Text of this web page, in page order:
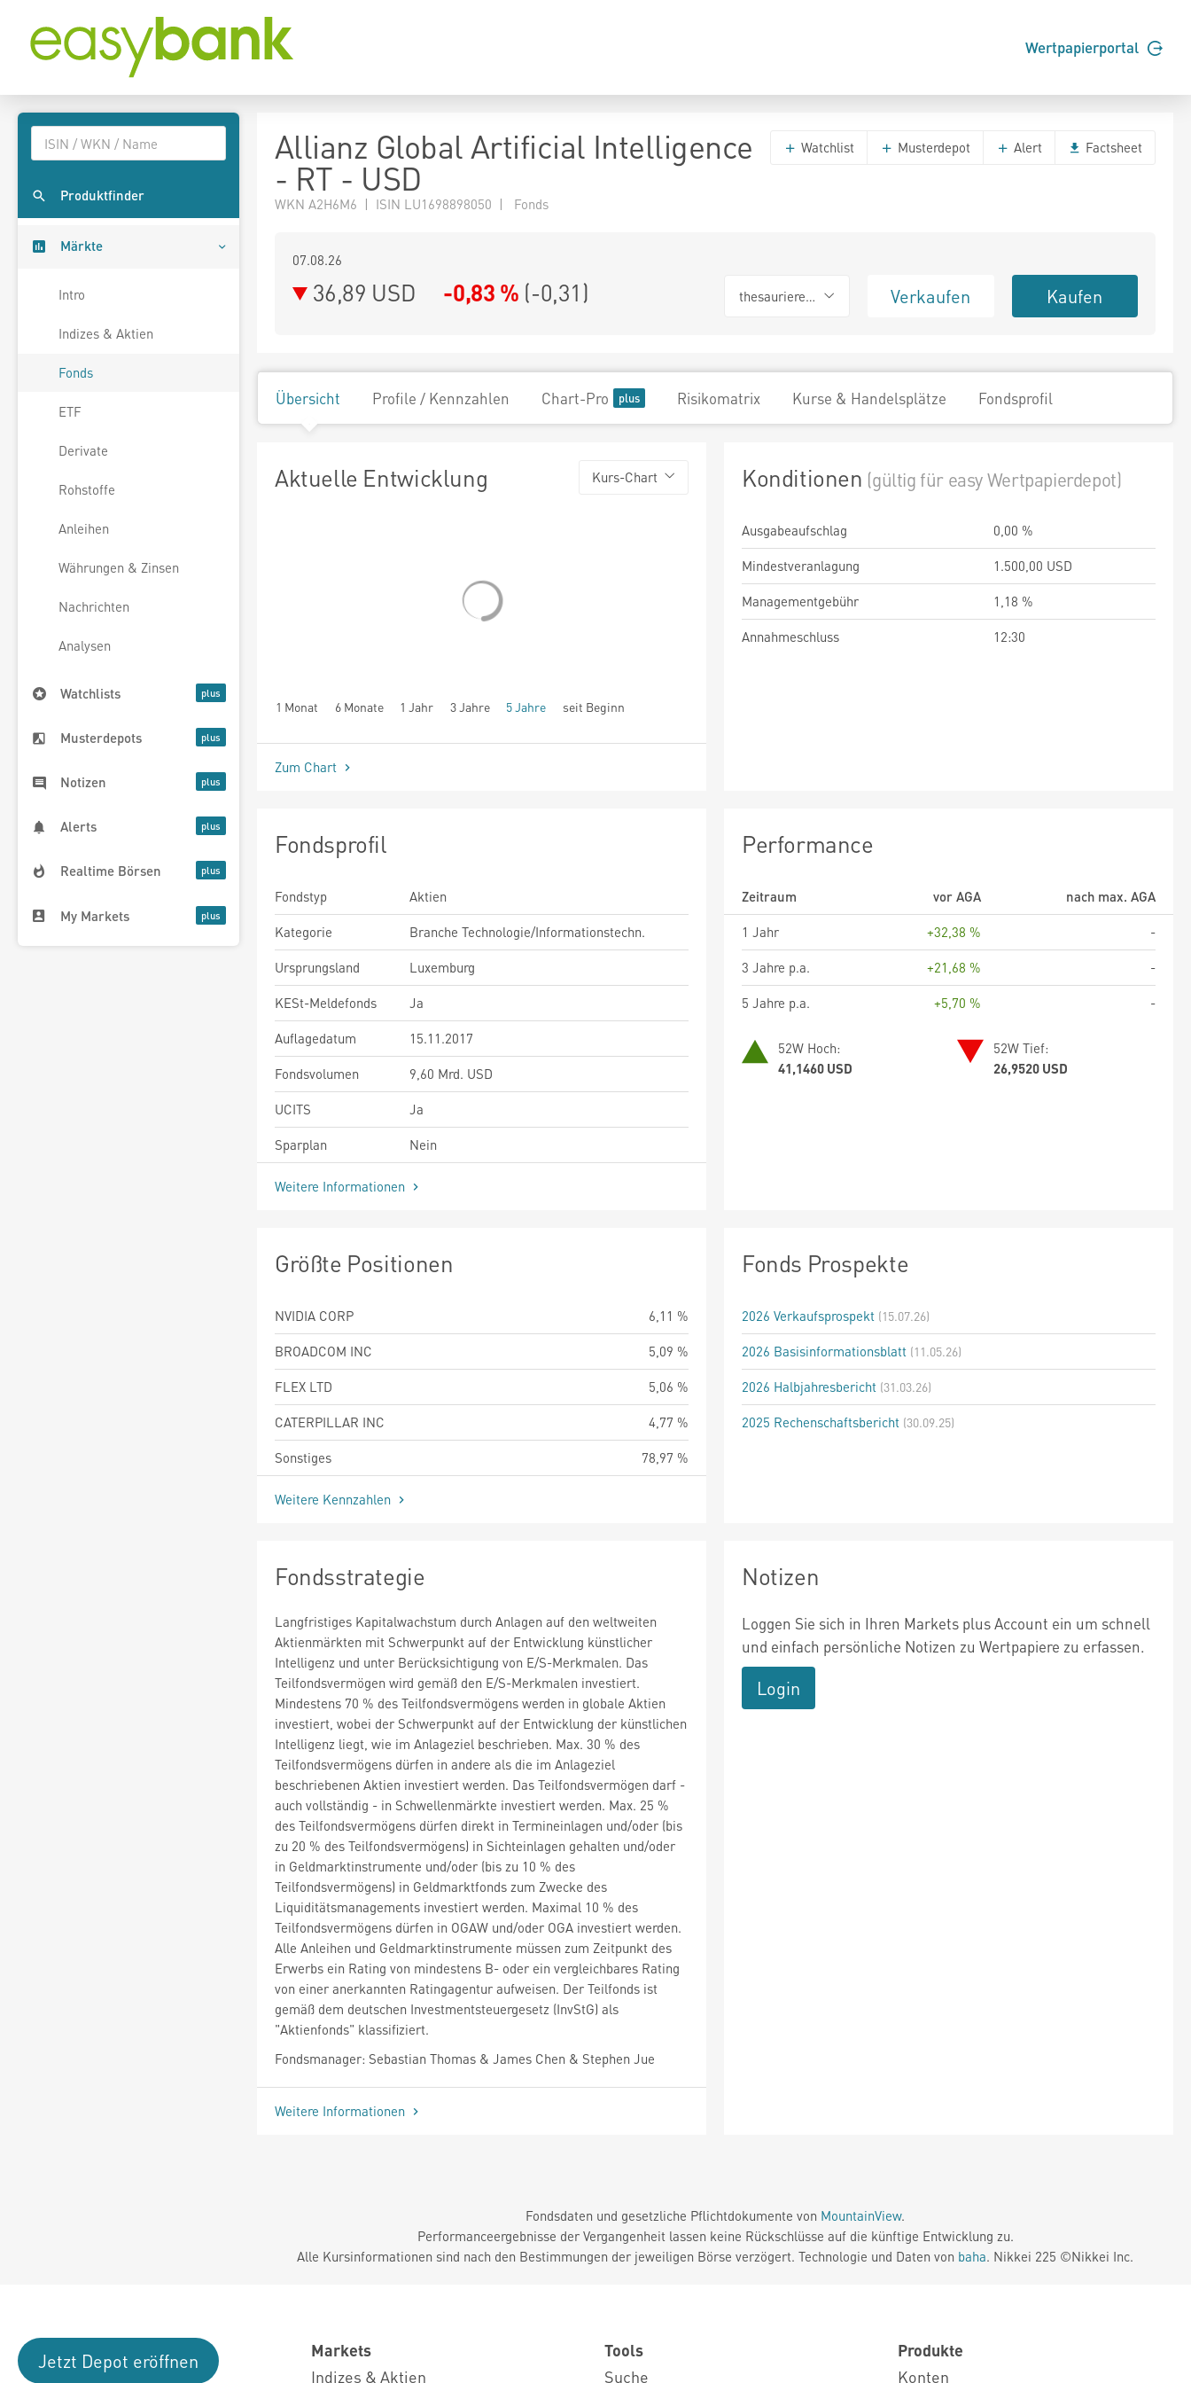
Wertpapierportal
Produktfinder
Märkte
Intro
Indizes & Aktien
Fonds
ETF
Derivate
Rohstoffe
Anleihen
Währungen & Zinsen
Nachrichten
Analysen
Watchlists
Musterdepots
Notizen
Alerts
Realtime Börsen
My Markets
Allianz Global Artificial Intelligence
- RT - USD
WKN A2H6M6 | ISIN LU1698898050 | Fonds
Watchlist Musterdepot Alert Factsheet
07.08.26
36,89 USD -0,83 % (-0,31) thesaurierend Verkaufen Kaufen
Übersicht Profile / Kennzahlen Chart-Pro Risikomatrix Kurse & Handelsplätze Fondsprofil
Aktuelle Entwicklung Kurs-Chart
1 Monat 6 Monate 1 Jahr 3 Jahre 5 Jahre seit Beginn
Zum Chart
Konditionen (gültig für easy Wertpapierdepot)
Ausgabeaufschlag
0,00 %
Mindestveranlagung
1.500,00 USD
Managementgebühr
1,18 %
Annahmeschluss
12:30
Fondsprofil
Fondstyp
Aktien
Kategorie
Branche Technologie/Informationstechn.
Ursprungsland
Luxemburg
KESt-Meldefonds
Ja
Auflagedatum
15.11.2017
Fondsvolumen
9,60 Mrd. USD
UCITS
Ja
Sparplan
Nein
Weitere Informationen
Performance
Zeitraum vor AGA
nach max. AGA
1 Jahr
+32,38 %
-
3 Jahre p.a.
+21,68 %
-
5 Jahre p.a.
+5,70 % -
52W Hoch:
41,1460 USD
52W Tief:
26,9520 USD
Größte Positionen
NVIDIA CORP
6,11 %
BROADCOM INC
5,09 %
FLEX LTD
5,06 %
CATERPILLAR INC
4,77 %
Sonstiges
78,97 %
Weitere Kennzahlen
Fonds Prospekte
2026 Verkaufsprospekt (15.07.26)
2026 Basisinformationsblatt (11.05.26)
2026 Halbjahresbericht (31.03.26)
2025 Rechenschaftsbericht (30.09.25)
Fondsstrategie
Langfristiges Kapitalwachstum durch Anlagen auf den weltweiten
Aktienmärkten mit Schwerpunkt auf der Entwicklung künstlicher
Intelligenz und unter Berücksichtigung von E/S-Merkmalen. Das
Teilfondsvermögen wird gemäß den E/S-Merkmalen investiert.
Mindestens 70 % des Teilfondsvermögens werden in globale Aktien
investiert, wobei der Schwerpunkt auf der Entwicklung der künstlichen
Intelligenz liegt, wie im Anlageziel beschrieben. Max. 30 % des
Teilfondsvermögens dürfen in andere als die im Anlageziel
beschriebenen Aktien investiert werden. Das Teilfondsvermögen darf -
auch vollständig - in Schwellenmärkte investiert werden. Max. 25 %
des Teilfondsvermögens dürfen direkt in Termineinlagen und/oder (bis
zu 20 % des Teilfondsvermögens) in Sichteinlagen gehalten und/oder
in Geldmarktinstrumente und/oder (bis zu 10 % des
Teilfondsvermögens) in Geldmarktfonds zum Zwecke des
Liquiditätsmanagements investiert werden. Maximal 10 % des
Teilfondsvermögens dürfen in OGAW und/oder OGA investiert werden.
Alle Anleihen und Geldmarktinstrumente müssen zum Zeitpunkt des
Erwerbs ein Rating von mindestens B- oder ein vergleichbares Rating
von einer anerkannten Ratingagentur aufweisen. Der Teilfonds ist
gemäß dem deutschen Investmentsteuergesetz (InvStG) als
"Aktienfonds" klassifiziert.
Fondsmanager: Sebastian Thomas & James Chen & Stephen Jue
Weitere Informationen
Notizen
Loggen Sie sich in Ihren Markets plus Account ein um schnell
und einfach persönliche Notizen zu Wertpapiere zu erfassen.
Login
Fondsdaten und gesetzliche Pflichtdokumente von MountainView.
Performanceergebnisse der Vergangenheit lassen keine Rückschlüsse auf die künftige Entwicklung zu.
Alle Kursinformationen sind nach den Bestimmungen der jeweiligen Börse verzögert. Technologie und Daten von baha. Nikkei 225 ©Nikkei Inc.
Jetzt Depot eröffnen
Markets
Indizes & Aktien
Tools
Suche
Produkte
Konten